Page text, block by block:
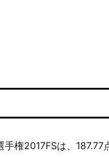
権2017FSは、187.77